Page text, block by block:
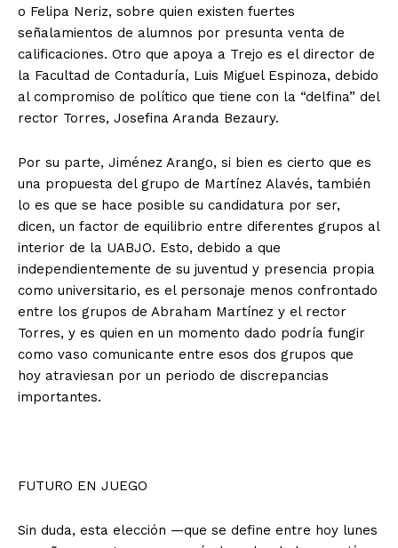
o Felipa Neriz, sobre quien existen fuertes
señalamientos de alumnos por presunta venta de
calificaciones. Otro que apoya a Trejo es el director de
la Facultad de Contaduría, Luis Miguel Espinoza, debido
al compromiso de político que tiene con la “delfina” del
rector Torres, Josefina Aranda Bezaury.
Por su parte, Jiménez Arango, si bien es cierto que es
una propuesta del grupo de Martínez Alavés, también
lo es que se hace posible su candidatura por ser,
dicen, un factor de equilibrio entre diferentes grupos al
interior de la UABJO. Esto, debido a que
independientemente de su juventud y presencia propia
como universitario, es el personaje menos confrontado
entre los grupos de Abraham Martínez y el rector
Torres, y es quien en un momento dado podría fungir
como vaso comunicante entre esos dos grupos que
hoy atraviesan por un periodo de discrepancias
importantes.
FUTURO EN JUEGO
Sin duda, esta elección —que se define entre hoy lunes